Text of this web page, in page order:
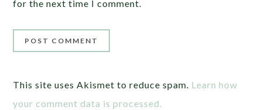
for the next time I comment.
This site uses Akismet to reduce spam. Learn how
your comment data is processed.